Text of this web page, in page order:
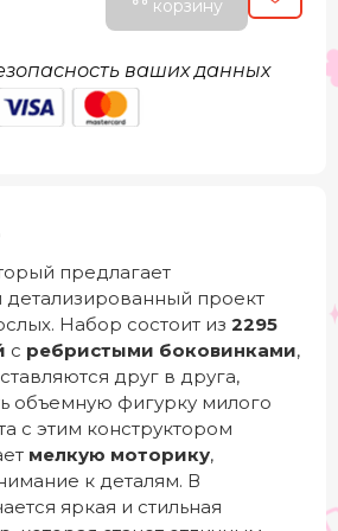
корзину
ваших данных
предлагает
детализированный проект
Набор состоит из 2295
с ребристыми боковинками,
друг в друга,
объемную фигурку милого
с этим конструктором
мелкую моторику,
к деталям. В
яркая и стильная